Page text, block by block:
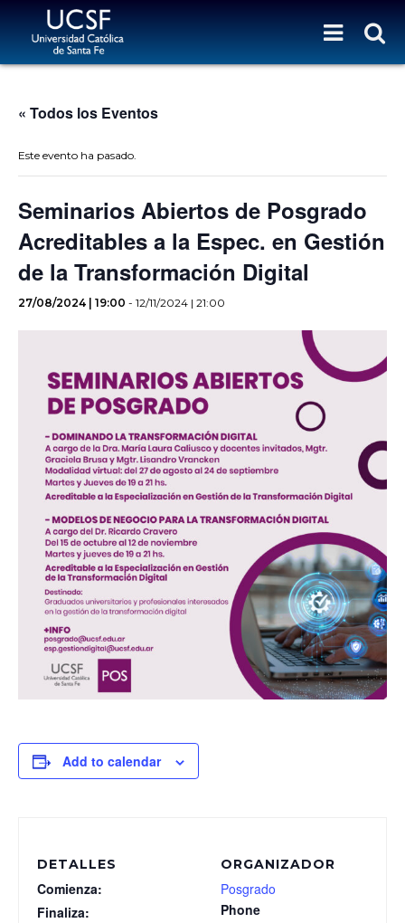
« Todos los Eventos
Este evento ha pasado.
Seminarios Abiertos de Posgrado
Acreditables a la Espec. en Gestión
de la Transformación Digital
27/08/2024 | 19:00 - 12/11/2024 | 21:00
Add to calendar
DETALLES
Comienza:
Finaliza:
ORGANIZADOR
Posgrado
Phone